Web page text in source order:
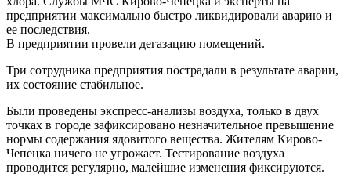
предприятии максимально быстро ликвидировали аварию и
ее последствия.
В предприятии провели дегазацию помещений.
Три сотрудника предприятия пострадали в результате аварии,
их состояние стабильное.
Были проведены экспресс-анализы воздуха, только в двух
точках в городе зафиксировано незначительное превышение
нормы содержания ядовитого вещества. Жителям Кирово-
Чепецка ничего не угрожает. Тестирование воздуха
проводится регулярно, малейшие изменения фиксируются.